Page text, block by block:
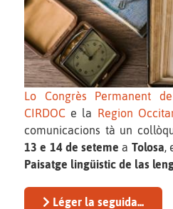
Lo Congrès Permanent
CIRDOC e la Region
comunicacions tà un
13 e 14 de seteme a Tolosa
Paisatge lingüistic de las
Léger la seguida...